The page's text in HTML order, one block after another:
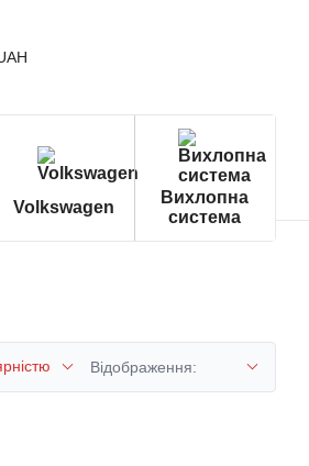
Volkswagen
Вихлопна
система
Відображення: